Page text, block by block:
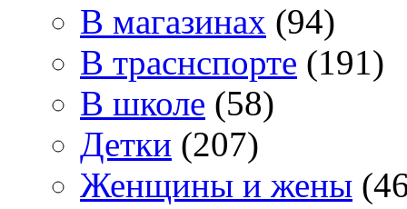
В магазинах (94)
В траснспорте (191)
В школе (58)
Детки (207)
Женщины и жены